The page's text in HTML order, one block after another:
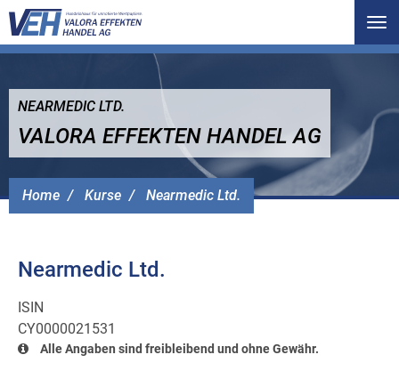
Home Kurse Nearmedic Ltd.
NEARMEDIC LTD.
VALORA EFFEKTEN HANDEL AG
Nearmedic Ltd.
ISIN
CY0000021531
Alle Angaben sind freibleibend und ohne Gewähr.